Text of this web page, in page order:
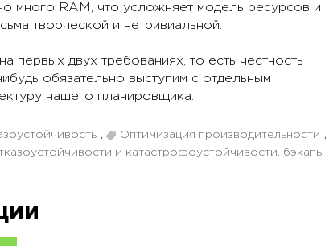
много RAM, что усложняет модель ресурсов и
творческой и нетривиальной.
первых двух требованиях, то есть честность
обязательно выступим с отдельным
нашего планировщика.
, Оптимизация производительности ,
и катастрофоустойчивости, бэкапы